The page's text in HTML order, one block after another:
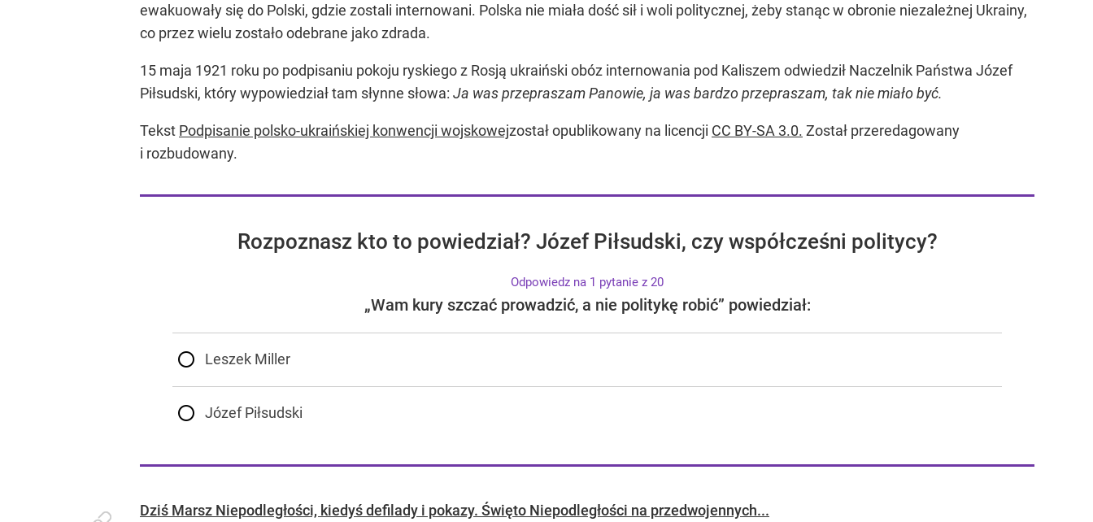
ewakuowały się do Polski, gdzie zostali internowani. Polska nie miała dość sił i woli politycznej, żeby stanąc w obronie niezależnej Ukrainy,
co przez wielu zostało odebrane jako zdrada.
15 maja 1921 roku po podpisaniu pokoju ryskiego z Rosją ukraiński obóz internowania pod Kaliszem odwiedził Naczelnik Państwa Józef
Piłsudski, który wypowiedział tam słynne słowa: Ja was przepraszam Panowie, ja was bardzo przepraszam, tak nie miało być.
Tekst Podpisanie polsko-ukraińskiej konwencji wojskowejzostał opublikowany na licencji CC BY-SA 3.0. Został przeredagowany
i rozbudowany.
Rozpoznasz kto to powiedział? Józef Piłsudski, czy współcześni politycy?
Odpowiedz na 1 pytanie z 20
„Wam kury szczać prowadzić, a nie politykę robić” powiedział:
Leszek Miller
Józef Piłsudski
Dziś Marsz Niepodległości, kiedyś defilady i pokazy. Święto Niepodległości na przedwojennych...